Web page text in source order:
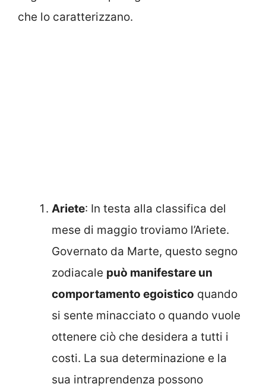
che lo caratterizzano.
Ariete: In testa alla classifica del
mese di maggio troviamo l’Ariete.
Governato da Marte, questo segno
zodiacale può manifestare un
comportamento egoistico quando
si sente minacciato o quando vuole
ottenere ciò che desidera a tutti i
costi. La sua determinazione e la
sua intraprendenza possono